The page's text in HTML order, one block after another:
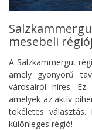
mesebeli
A Salzkammergut
amely gyönyörű
városairól híres.
amelyek az aktív
tökéletes
különleges régió!